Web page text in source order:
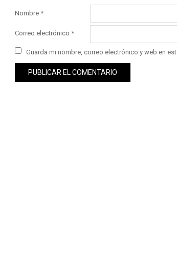
Nombre *
Correo electrónico *
Guarda mi nombre, correo electrónico y web en